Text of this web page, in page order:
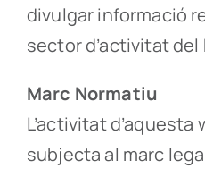
divulgar informació
sector d’activitat del
Marc Normatiu
L’activitat d’aquesta
subjecta al marc